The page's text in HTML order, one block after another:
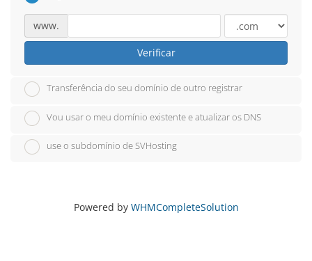
www.
Verificar
Transferência do seu domínio de outro registrar
Vou usar o meu domínio existente e atualizar os DNS
use o subdomínio de SVHosting
Powered by WHMCompleteSolution